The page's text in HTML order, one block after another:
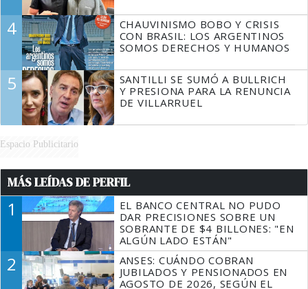
4
CHAUVINISMO BOBO Y CRISIS
CON BRASIL: LOS ARGENTINOS
SOMOS DERECHOS Y HUMANOS
5
SANTILLI SE SUMÓ A BULLRICH
Y PRESIONA PARA LA RENUNCIA
DE VILLARRUEL
Espacio Publicitario
MÁS LEÍDAS DE PERFIL
1
EL BANCO CENTRAL NO PUDO
DAR PRECISIONES SOBRE UN
SOBRANTE DE $4 BILLONES: "EN
ALGÚN LADO ESTÁN"
2
ANSES: CUÁNDO COBRAN
JUBILADOS Y PENSIONADOS EN
AGOSTO DE 2026, SEGÚN EL